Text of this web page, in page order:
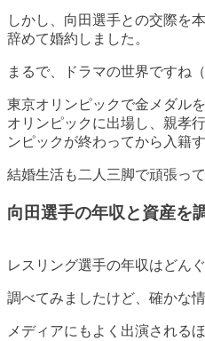
しかし、向田選手との交際を
辞めて婚約しました。
まるで、ドラマの世界ですね（
東京オリンピックで金メダル
オリンピックに出場し、親孝
ンピックが終わってから入籍
結婚生活も二人三脚で頑張っ
向田選手の年収と資産を
レスリング選手の年収はどん
調べてみましたけど、確かな
メディアにもよく出演される